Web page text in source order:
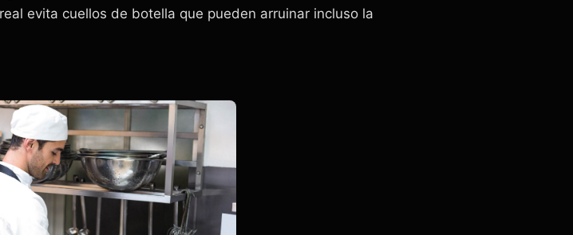
evita cuellos de botella que pueden arruinar incluso la